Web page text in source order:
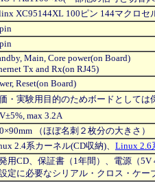
XC95144XL 100ピン 144マクロセ
Main, Core power(on Board)
Tx and Rx(on RJ45)
Reset(on Board)
・実験用目的のためボードとして
max 3.2A
（ほぼ名刺２枚分の大きさ）
2.4系カーネル(CD収納)、 Linux 2.6
用CD、保証書（1年間）、電源（5V
定に必要なシリアル・クロス・ケー